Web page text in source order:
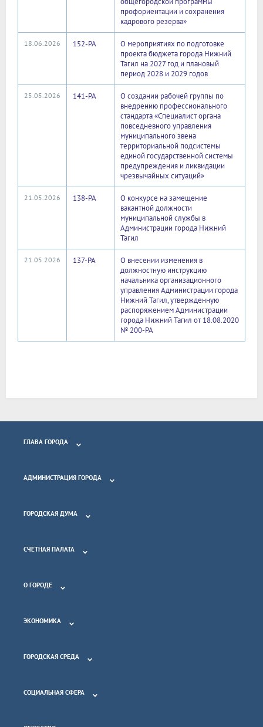
профориентации и сохранения
кадрового резерва»
18.06.2026 152-РА
О мероприятиях по подготовке
проекта бюджета города Нижний
Тагил на 2027 год и плановый
период 2028 и 2029 годов
25.05.2026 141-РА
О создании рабочей группы по
внедрению профессионального
стандарта «Специалист органа
повседневного управления
муниципального звена
территориальной подсистемы
единой государственной системы
предупреждения и ликвидации
чрезвычайных ситуаций»
21.05.2026 138-РА
О конкурсе на замещение
вакантной должности
муниципальной службы в
Администрации города Нижний
Тагил
21.05.2026 137-РА
О внесении изменения в
должностную инструкцию
начальника организационного
управления Администрации города
Нижний Тагил, утвержденную
распоряжением Администрации
города Нижний Тагил от 18.08.2020
№ 200-РА
ГЛАВА ГОРОДА
АДМИНИСТРАЦИЯ ГОРОДА
ГОРОДСКАЯ ДУМА
СЧЕТНАЯ ПАЛАТА
О ГОРОДЕ
ЭКОНОМИКА
ГОРОДСКАЯ СРЕДА
СОЦИАЛЬНАЯ СФЕРА